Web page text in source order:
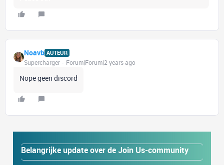
Noavb AUTEUR
Supercharger Forum|Forum|2 years ago
Nope geen discord
Belangrijke update over de Join Us-community